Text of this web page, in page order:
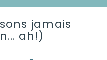
jamais
ah!)